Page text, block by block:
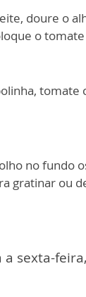
doure o
o
tomate
no fundo
gratinar ou
a sexta-